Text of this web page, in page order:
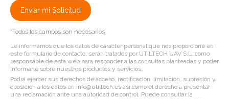
*Todos los campos son necesarios
Le informamos que los datos de carácter personal que nos proporcione en
este formulario de contacto, serán tratados por UTILTECH UAV S.L. como
responsable de esta web para responder a las consultas planteadas y poder
informarle sobre nuestros productos y servicios.
Podrá ejercer sus derechos de acceso, rectificación, limitación, supresión y
oposición a los datos en info@utiltech.es así como el derecho a presentar
una reclamación ante una autoridad de control. Puede consultar la